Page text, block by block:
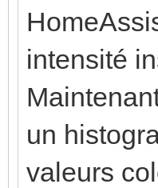
intensité
un
valeurs